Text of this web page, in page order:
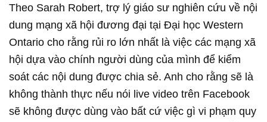
Theo Sarah Robert, trợ lý giáo sư nghiên cứu về nội
dung mạng xã hội đương đại tại Đại học Western
Ontario cho rằng rủi ro lớn nhất là việc các mạng xã
hội dựa vào chính người dùng của mình để kiểm
soát các nội dung được chia sẻ. Anh cho rằng sẽ là
không thành thực nếu nói live video trên Facebook
sẽ không được dùng vào bất cứ việc gì vi phạm quy